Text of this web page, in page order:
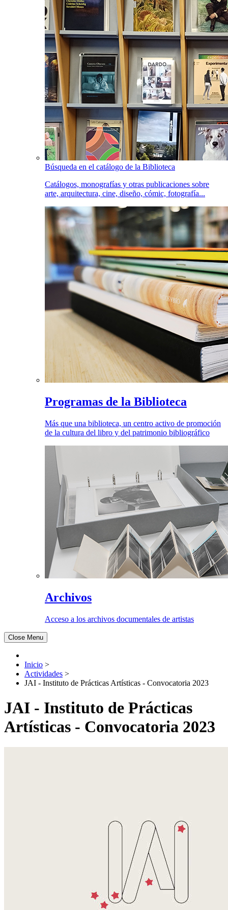
Búsqueda en el catálogo de la Biblioteca
Catálogos, monografías y otras publicaciones sobre
arte, arquitectura, cine, diseño, cómic, fotografía...
Programas de la Biblioteca
Más que una biblioteca, un centro activo de promoción
de la cultura del libro y del patrimonio bibliográfico
Archivos
Acceso a los archivos documentales de artistas
Close Menu
Inicio >
Actividades >
JAI - Instituto de Prácticas Artísticas - Convocatoria 2023
JAI - Instituto de Prácticas
Artísticas - Convocatoria 2023